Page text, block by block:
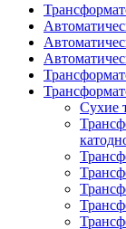
Сухие